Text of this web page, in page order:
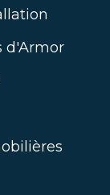
d'Armor